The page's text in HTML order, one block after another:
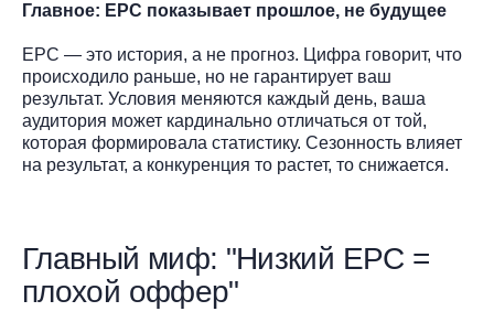
Главное: EPC показывает прошлое, не будущее
EPC — это история, а не прогноз. Цифра говорит, что
происходило раньше, но не гарантирует ваш
результат. Условия меняются каждый день, ваша
аудитория может кардинально отличаться от той,
которая формировала статистику. Сезонность влияет
на результат, а конкуренция то растет, то снижается.
Главный миф: "Низкий EPC =
плохой оффер"